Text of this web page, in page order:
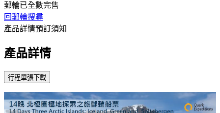
郵輪已全數完售
回郵輪搜尋
產品詳情預訂須知
產品詳情